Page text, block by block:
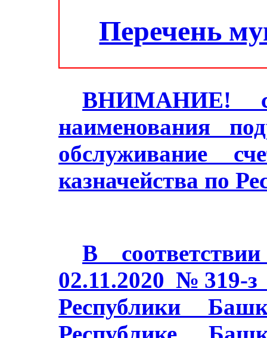
Перечень
ВНИМАНИЕ! с
наименования
обслуживание
казначейства по
В
02.11.2020 №319-
Республики